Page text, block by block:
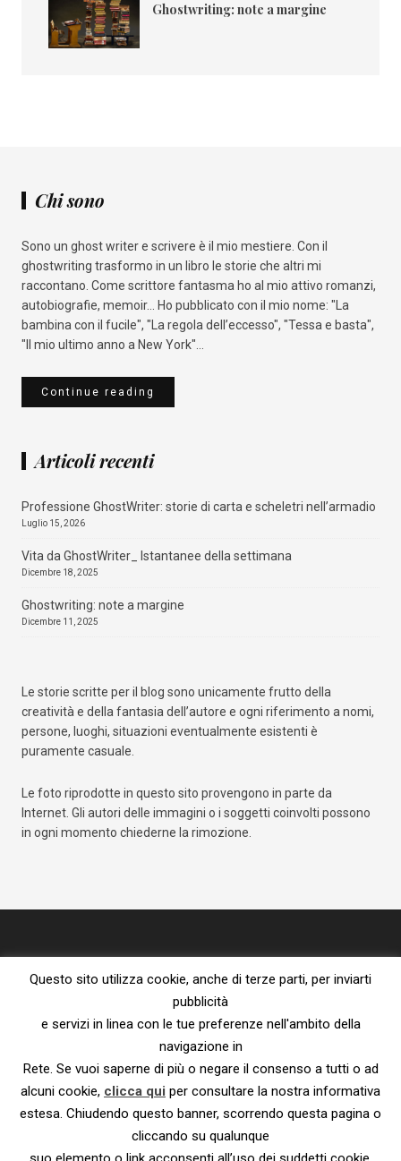
Ghostwriting: note a margine
Chi sono
Sono un ghost writer e scrivere è il mio mestiere. Con il
ghostwriting trasformo in un libro le storie che altri mi
raccontano. Come scrittore fantasma ho al mio attivo romanzi,
autobiografie, memoir... Ho pubblicato con il mio nome: "La
bambina con il fucile", "La regola dell’eccesso", "Tessa e basta",
"Il mio ultimo anno a New York"...
Continue reading
Articoli recenti
Professione GhostWriter: storie di carta e scheletri nell’armadio
Luglio 15, 2026
Vita da GhostWriter_ Istantanee della settimana
Dicembre 18, 2025
Ghostwriting: note a margine
Dicembre 11, 2025
Le storie scritte per il blog sono unicamente frutto della
creatività e della fantasia dell’autore e ogni riferimento a nomi,
persone, luoghi, situazioni eventualmente esistenti è
puramente casuale.
Le foto riprodotte in questo sito provengono in parte da
Internet. Gli autori delle immagini o i soggetti coinvolti possono
in ogni momento chiederne la rimozione.
Proprietà letteraria riservata – vietata la riproduzione senza l’espresso
consenso dell’autore.
Privacy Policy e Cookie Policy
Informativa ai sensi del Reg. UE
© 2023 – Susanna De Ciechi.
Questo sito utilizza cookie, anche di terze parti, per inviarti
pubblicità
e servizi in linea con le tue preferenze nell'ambito della
navigazione in
Rete. Se vuoi saperne di più o negare il consenso a tutti o ad
alcuni cookie, clicca qui per consultare la nostra informativa
estesa. Chiudendo questo banner, scorrendo questa pagina o
cliccando su qualunque